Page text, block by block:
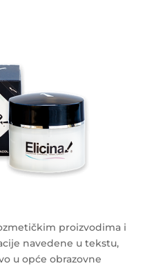
proizvodima i
navedene u tekstu,
u opće obrazovne